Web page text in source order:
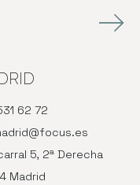
62 72
5, 2ª Derecha
Madrid